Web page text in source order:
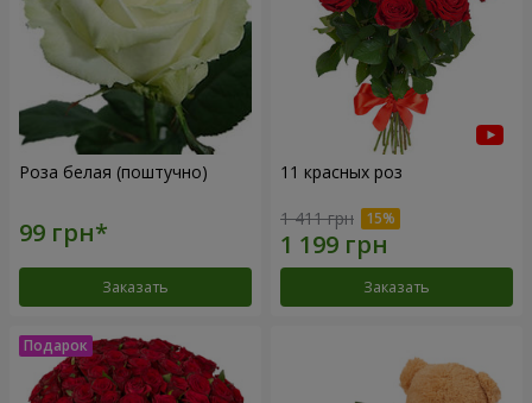
Роза белая (поштучно)
Заказать
11 красных роз
1 411 грн
Заказать